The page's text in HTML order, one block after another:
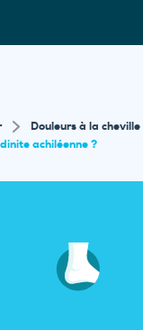
Douleurs à la cheville
achiléenne ?